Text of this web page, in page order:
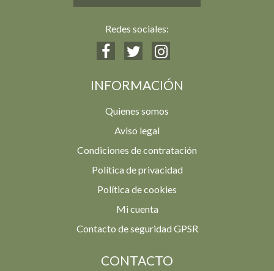
Redes sociales:
INFORMACIÓN
Quienes somos
Aviso legal
Condiciones de contratación
Política de privacidad
Política de cookies
Mi cuenta
Contacto de seguridad GPSR
CONTACTO